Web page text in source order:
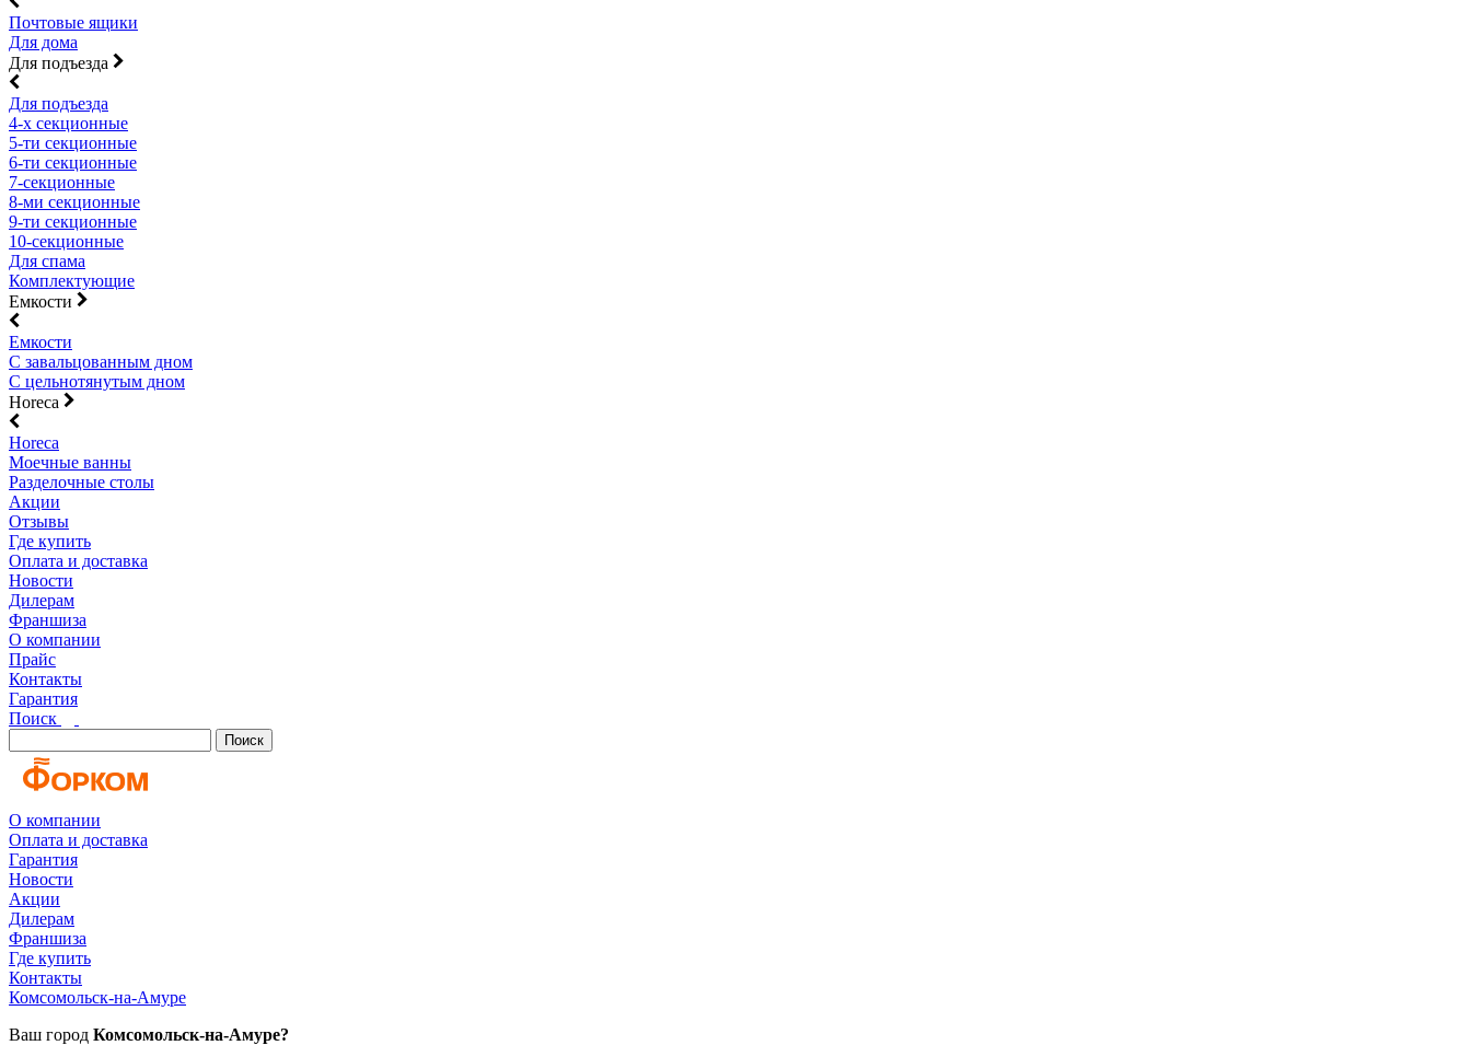
Почтовые ящики
Для дома
Для подъезда
Для подъезда
4-х секционные
5-ти секционные
6-ти секционные
7-секционные
8-ми секционные
9-ти секционные
10-секционные
Для спама
Комплектующие
Емкости
Емкости
С завальцованным дном
С цельнотянутым дном
Horeca
Horeca
Моечные ванны
Разделочные столы
Акции
Отзывы
Где купить
Оплата и доставка
Новости
Дилерам
Франшиза
О компании
Прайс
Контакты
Гарантия
Поиск
Поиск
О компании
Оплата и доставка
Гарантия
Новости
Акции
Дилерам
Франшиза
Где купить
Контакты
Комсомольск-на-Амуре
Ваш город Комсомольск-на-Амуре?